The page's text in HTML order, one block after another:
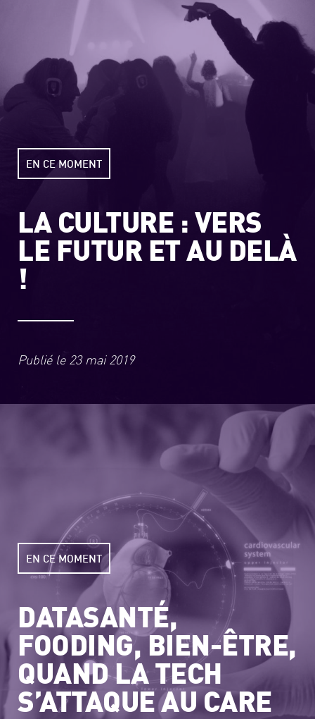
EN CE MOMENT
LA CULTURE : VERS
LE FUTUR ET AU DELÀ
!
Publié le 23 mai 2019
EN CE MOMENT
DATASANTÉ,
FOODING, BIEN-ÊTRE,
QUAND LA TECH
S’ATTAQUE AU CARE